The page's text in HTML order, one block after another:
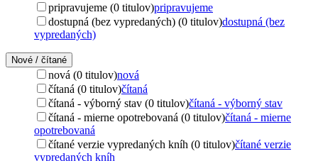
pripravujeme (0 titulov)pripravujeme
dostupná (bez vypredaných) (0 titulov)dostupná (bez
vypredaných)
Nové / čítané
nová (0 titulov)nová
čítaná (0 titulov)čítaná
čítaná - výborný stav (0 titulov)čítaná - výborný stav
čítaná - mierne opotrebovaná (0 titulov)čítaná - mierne
opotrebovaná
čítané verzie vypredaných kníh (0 titulov)čítané verzie
vypredaných kníh